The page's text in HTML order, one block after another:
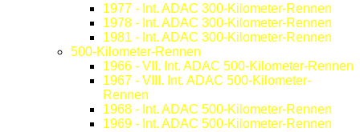
1977 - Int. ADAC 300-Kilometer-Rennen
1978 - Int. ADAC 300-Kilometer-Rennen
1981 - Int. ADAC 300-Kilometer-Rennen
500-Kilometer-Rennen
1966 - VII. Int. ADAC 500-Kilometer-Rennen
1967 - VIII. Int. ADAC 500-Kilometer-
Rennen
1968 - Int. ADAC 500-Kilometer-Rennen
1969 - Int. ADAC 500-Kilometer-Rennen